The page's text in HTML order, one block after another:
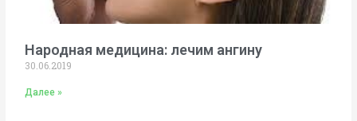
Народная медицина: лечим ангину
30.06.2019
Далее »